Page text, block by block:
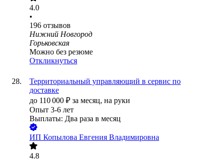
4.0
•
196 отзывов
Нижний Новгород
Горьковская
Можно без резюме
Откликнуться
Территориальный управляющий в сервис по
доставке
до 110 000 ₽ за месяц, на руки
Опыт 3-6 лет
Выплаты: Два раза в месяц
ИП Копылова Евгения Владимировна
4.8